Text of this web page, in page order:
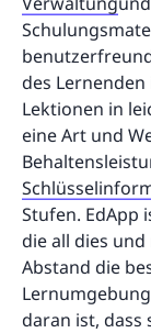
des
Lektionen in
eine Art und
Stufen. EdApp
die all dies
Abstand die
daran ist, dass